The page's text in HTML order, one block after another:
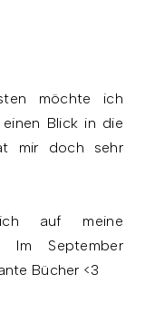
möchte ich
Blick in die
mir doch sehr
auf meine
Im September
Bücher <3